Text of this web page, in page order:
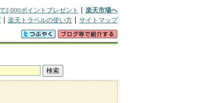
2,000ポイントプレゼント
楽天市場へ
楽天トラベルの使い方 サイトマップ